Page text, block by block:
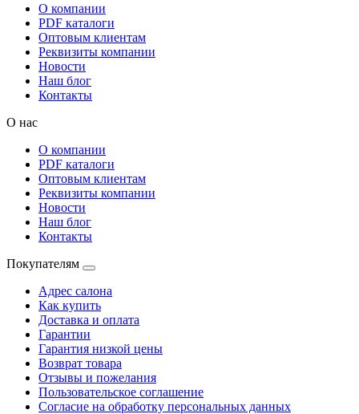
О компании
PDF каталоги
Оптовым клиентам
Реквизиты компании
Новости
Наш блог
Контакты
О нас
О компании
PDF каталоги
Оптовым клиентам
Реквизиты компании
Новости
Наш блог
Контакты
Покупателям
Адрес салона
Как купить
Доставка и оплата
Гарантии
Гарантия низкой цены
Возврат товара
Отзывы и пожелания
Пользовательское соглашение
Согласие на обработку персональных данных